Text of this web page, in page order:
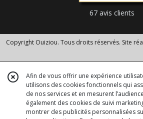
67 avis clients
Copyright Ouiziou. Tous droits réservés. Site
Afin de vous offrir une expérience
utilisons des cookies fonctionnels qui
de nos services et en mesurent
également des cookies de suivi
montrer des publicités personnalisées